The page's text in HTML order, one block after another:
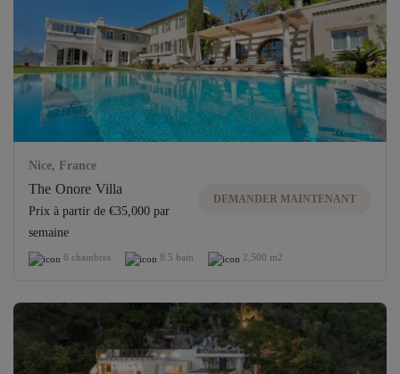
Nice, France
The Onore Villa
Prix ​​à partir de €35,000 par
semaine
DEMANDER MAINTENANT
6 chambres 8.5 bain 2,500 m2